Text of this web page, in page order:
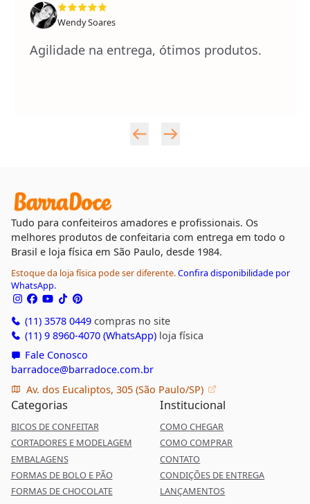
Wendy Soares
Agilidade na entrega, ótimos produtos.
Tudo para confeiteiros amadores e profissionais. Os
melhores produtos de confeitaria com entrega em todo o
Brasil e loja física em São Paulo, desde 1984.
Estoque da loja física pode ser diferente.Confira disponibilidade por
WhatsApp.
(11) 3578 0449compras no site
(11) 9 8960-4070 (WhatsApp)loja física
Fale Conosco
barradoce@barradoce.com.br
Av. dos Eucaliptos, 305 (São Paulo/SP)
Categorias
BICOS DE CONFEITAR
CORTADORES E MODELAGEM
EMBALAGENS
FORMAS DE BOLO E PÃO
FORMAS DE CHOCOLATE
Institucional
COMO CHEGAR
COMO COMPRAR
CONTATO
CONDIÇÕES DE ENTREGA
LANÇAMENTOS